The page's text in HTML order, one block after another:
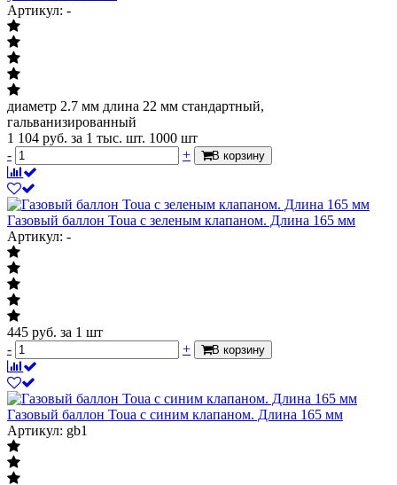
Артикул: -
диаметр 2.7 мм длина 22 мм стандартный,
гальванизированный
1 104 руб. за 1 тыс. шт. 1000 шт
-
+ В корзину
Газовый баллон Toua с зеленым клапаном. Длина 165 мм
Артикул: -
445 руб. за 1 шт
-
+ В корзину
Газовый баллон Toua с синим клапаном. Длина 165 мм
Артикул: gb1